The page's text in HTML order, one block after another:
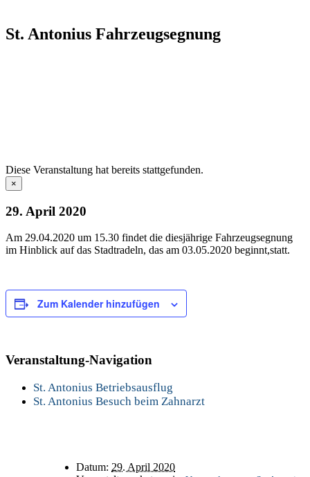
St. Antonius Fahrzeugsegnung
Diese Veranstaltung hat bereits stattgefunden.
×
29. April 2020
Am 29.04.2020 um 15.30 findet die diesjährige Fahrzeugsegnung
im Hinblick auf das Stadtradeln, das am 03.05.2020 beginnt,statt.
Zum Kalender hinzufügen
Veranstaltung-Navigation
St. Antonius Betriebsausflug
St. Antonius Besuch beim Zahnarzt
Datum: 29. April 2020